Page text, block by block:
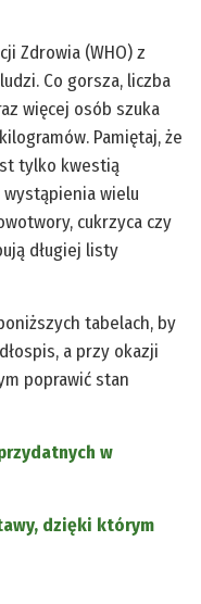
Zdrowia (WHO) z
Co gorsza, liczba
więcej osób szuka
Pamiętaj, że
tylko kwestią
wielu
cukrzyca czy
długiej listy
tabelach, by
a przy okazji
poprawić stan
w
dzięki którym